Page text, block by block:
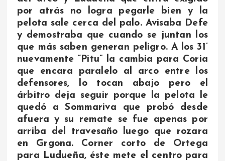
por atrás no logra pegarle bien y la
pelota sale cerca del palo. Avisaba Defe
y demostraba que cuando se juntan los
que más saben generan peligro. A los 31’
nuevamente “Pitu” la cambia para Coria
que encara paralelo al arco entre los
defensores, lo tocan abajo pero el
árbitro deja seguir porque la pelota le
quedó a Sommariva que probó desde
afuera y su remate se fue apenas por
arriba del travesaño luego que rozara
en Grgona. Corner corto de Ortega
para Ludueña, éste mete el centro para